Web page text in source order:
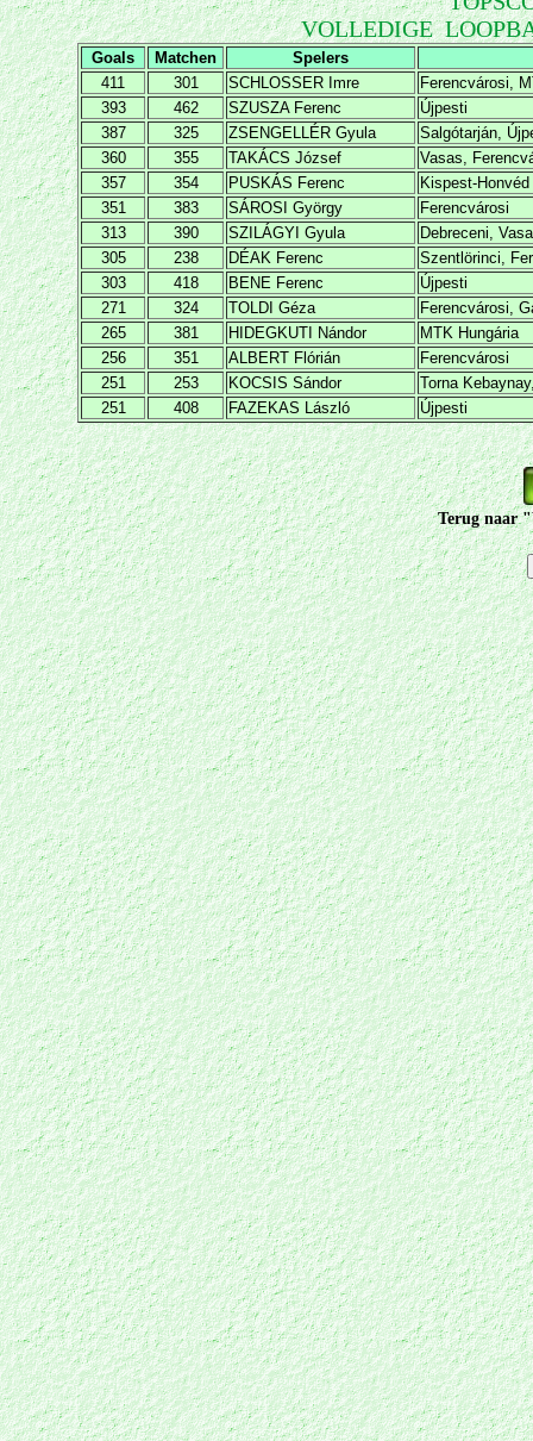
VOLLEDIGE
Goals Matchen
Spelers
411
301 SCHLOSSER Imre
Ferencvárosi,
393
462 SZUSZA Ferenc
Újpesti
387
325 ZSENGELLÉR Gyula
Salgótarján,
360
355 TAKÁCS József
Vasas,
357
354 PUSKÁS Ferenc
Kispest-Honvéd
351
383 SÁROSI György
Ferencvárosi
313
390 SZILÁGYI Gyula
Debreceni,
305
238 DÉAK Ferenc
Szentlörinci,
303
418 BENE Ferenc
Újpesti
271
324 TOLDI Géza
Ferencvárosi,
265
381 HIDEGKUTI Nándor
MTK Hungária
256
351 ALBERT Flórián
Ferencvárosi
251
253 KOCSIS Sándor
Torna
251
408 FAZEKAS László Újpesti
Terug naar